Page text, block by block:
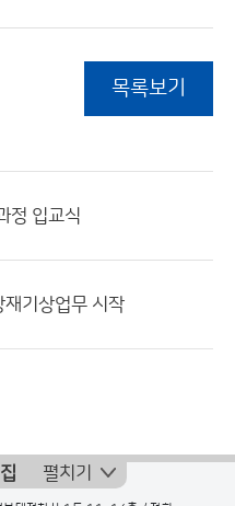
목록보기
정 입교식
기상업무 시작
펼치기